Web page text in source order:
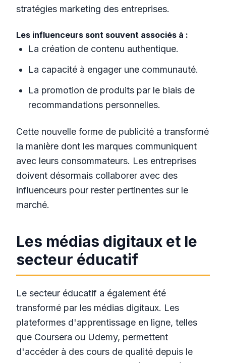
stratégies marketing des entreprises.
Les influenceurs sont souvent associés à :
La création de contenu authentique.
La capacité à engager une communauté.
La promotion de produits par le biais de
recommandations personnelles.
Cette nouvelle forme de publicité a transformé
la manière dont les marques communiquent
avec leurs consommateurs. Les entreprises
doivent désormais collaborer avec des
influenceurs pour rester pertinentes sur le
marché.
Les médias digitaux et le
secteur éducatif
Le secteur éducatif a également été
transformé par les médias digitaux. Les
plateformes d'apprentissage en ligne, telles
que Coursera ou Udemy, permettent
d'accéder à des cours de qualité depuis le